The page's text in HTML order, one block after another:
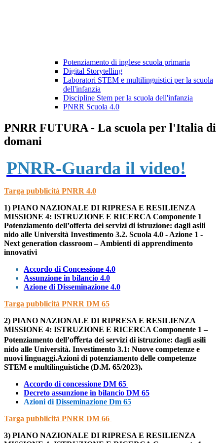
Potenziamento di inglese scuola primaria
Digital Storytelling
Laboratori STEM e multilinguistici per la scuola
dell'infanzia
Discipline Stem per la scuola dell'infanzia
PNRR Scuola 4.0
PNRR FUTURA - La scuola per l'Italia di
domani
PNRR-Guarda il video!
Targa pubblicità PNRR 4.0
1) PIANO NAZIONALE DI RIPRESA E RESILIENZA
MISSIONE 4: ISTRUZIONE E RICERCA Componente 1
Potenziamento dell’offerta dei servizi di istruzione: dagli asili
nido alle Università Investimento 3.2. Scuola 4.0 - Azione 1 -
Next generation classroom – Ambienti di apprendimento
innovativi
Accordo di Concessione 4.0
Assunzione in bilancio 4.0
Azione di Disseminazione 4.0
Targa pubblicità PNRR DM 65
2) PIANO NAZIONALE DI RIPRESA E RESILIENZA
MISSIONE 4: ISTRUZIONE E RICERCA Componente 1 –
Potenziamento dell’oﬀerta dei servizi di istruzione: dagli asili
nido alle Università. Investimento 3.1: Nuove competenze e
nuovi linguaggi.Azioni di potenziamento delle competenze
STEM e multilinguistiche (D.M. 65/2023).
Accordo di concessione DM 65
Decreto assunzione in bilancio DM 65
Azioni di Disseminazione Dm 65
Targa pubblicità PNRR DM 66
3) PIANO NAZIONALE DI RIPRESA E RESILIENZA